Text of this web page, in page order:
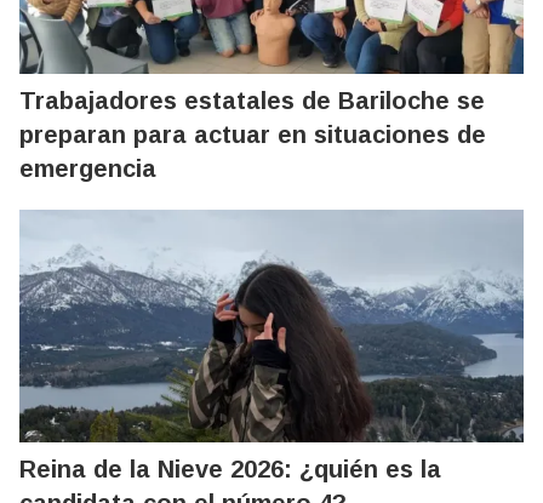
Trabajadores estatales de Bariloche se
preparan para actuar en situaciones de
emergencia
Reina de la Nieve 2026: ¿quién es la